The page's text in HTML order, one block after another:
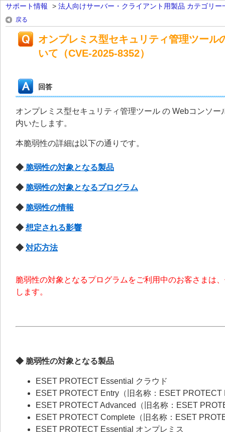
サポート情報 > 法人向けサーバー・クライアント用製品 カテゴリー
戻る
オンプレミス型セキュリティ管理ツー
いて（CVE-2025-8352）
回答
オンプレミス型セキュリティ管理ツール の Webコンソ
内いたします。
本脆弱性の詳細は以下の通りです。
◆ 脆弱性の対象となる製品
◆ 脆弱性の対象となるプログラム
◆ 脆弱性の情報
◆ 想定される影響
◆ 対応方法
脆弱性の対象となるプログラムをご利用中のお客さまは
します。
◆ 脆弱性の対象となる製品
ESET PROTECT Essential クラウド
ESET PROTECT Entry（旧名称：ESET PROTECT
ESET PROTECT Advanced（旧名称：ESET
ESET PROTECT Complete（旧名称：ESET
ESET PROTECT Essential オンプレミス